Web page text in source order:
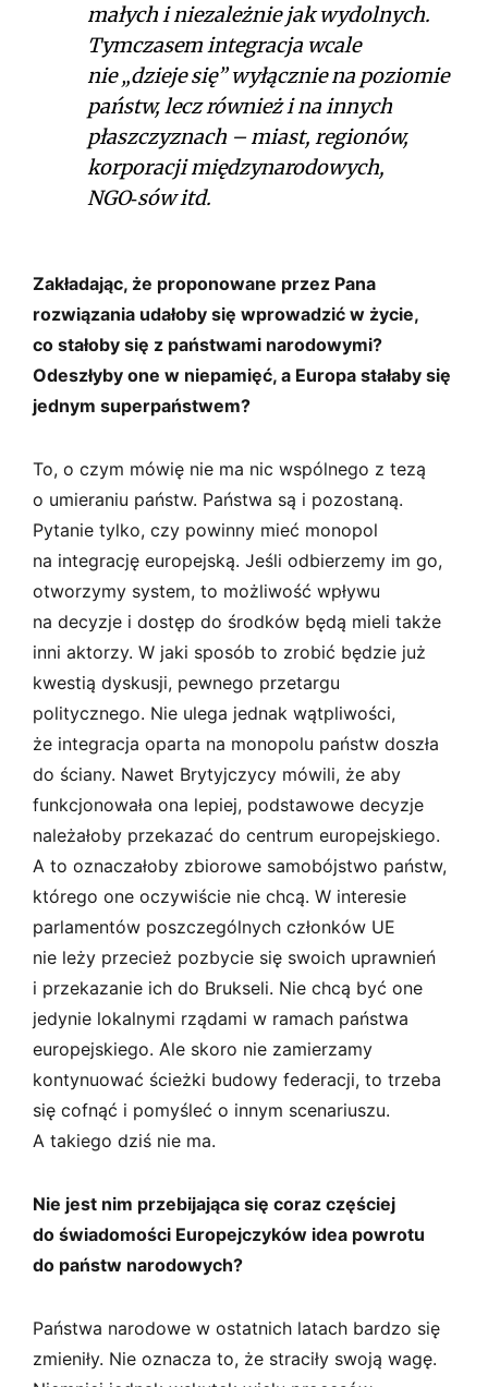
małych i niezależnie jak wydolnych.
Tymczasem integracja wcale
nie „dzieje się” wyłącznie na poziomie
państw, lecz również i na innych
płaszczyznach – miast, regionów,
korporacji międzynarodowych,
NGO‑sów itd.
Zakładając, że proponowane przez Pana
rozwiązania udałoby się wprowadzić w życie,
co stałoby się z państwami narodowymi?
Odeszłyby one w niepamięć, a Europa stałaby się
jednym superpaństwem?
To, o czym mówię nie ma nic wspólnego z tezą
o umieraniu państw. Państwa są i pozostaną.
Pytanie tylko, czy powinny mieć monopol
na integrację europejską. Jeśli odbierzemy im go,
otworzymy system, to możliwość wpływu
na decyzje i dostęp do środków będą mieli także
inni aktorzy. W jaki sposób to zrobić będzie już
kwestią dyskusji, pewnego przetargu
politycznego. Nie ulega jednak wątpliwości,
że integracja oparta na monopolu państw doszła
do ściany. Nawet Brytyjczycy mówili, że aby
funkcjonowała ona lepiej, podstawowe decyzje
należałoby przekazać do centrum europejskiego.
A to oznaczałoby zbiorowe samobójstwo państw,
którego one oczywiście nie chcą. W interesie
parlamentów poszczególnych członków UE
nie leży przecież pozbycie się swoich uprawnień
i przekazanie ich do Brukseli. Nie chcą być one
jedynie lokalnymi rządami w ramach państwa
europejskiego. Ale skoro nie zamierzamy
kontynuować ścieżki budowy federacji, to trzeba
się cofnąć i pomyśleć o innym scenariuszu.
A takiego dziś nie ma.
Nie jest nim przebijająca się coraz częściej
do świadomości Europejczyków idea powrotu
do państw narodowych?
Państwa narodowe w ostatnich latach bardzo się
zmieniły. Nie oznacza to, że straciły swoją wagę.